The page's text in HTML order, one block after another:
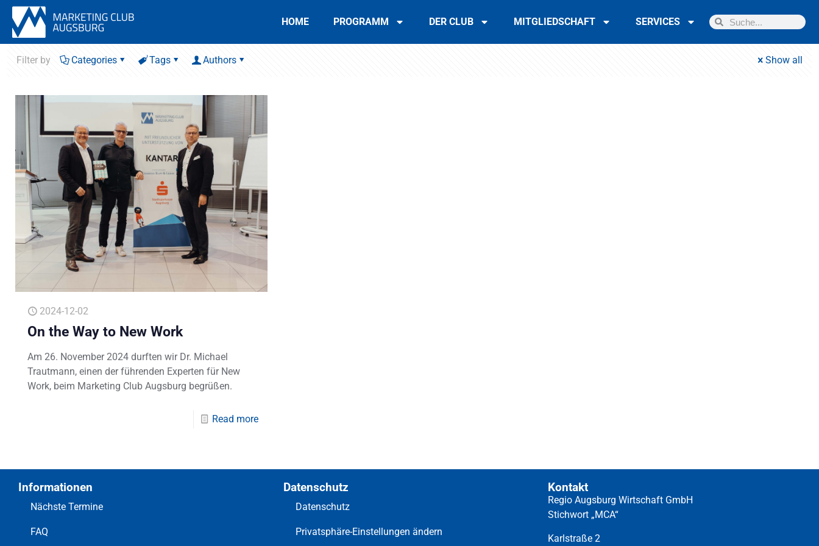
HOME PROGRAMM DER CLUB MITGLIEDSCHAFT SERVICES
Filter by Categories Tags Authors Show all
2024-12-02
On the Way to New Work
Am 26. November 2024 durften wir Dr. Michael
Trautmann, einen der führenden Experten für New
Work, beim Marketing Club Augsburg begrüßen.
Read more
Informationen
Nächste Termine
FAQ
Datenschutz
Datenschutz
Privatsphäre-Einstellungen ändern
Kontakt
Regio Augsburg Wirtschaft GmbH
Stichwort „MCA“
Karlstraße 2